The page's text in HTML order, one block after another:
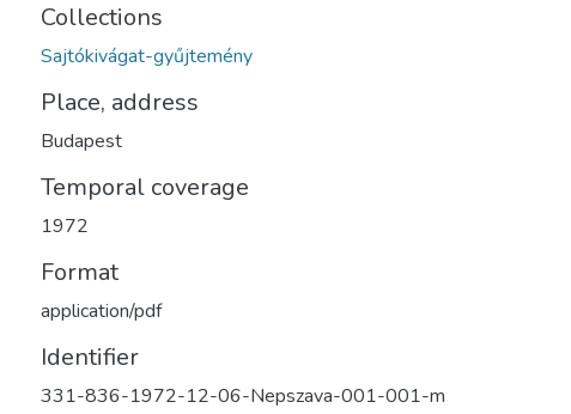
Collections
Sajtókivágat-gyűjtemény
Place, address
Budapest
Temporal coverage
1972
Format
application/pdf
Identifier
331-836-1972-12-06-Nepszava-001-001-m